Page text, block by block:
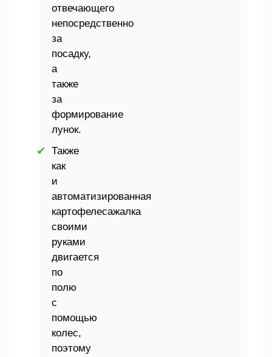
отвечающего
непосредственно
за
посадку,
а
также
за
формирование
лунок.
Также
как
и
автоматизированная
картофелесажалка
своими
руками
двигается
по
полю
с
помощью
колес,
поэтому